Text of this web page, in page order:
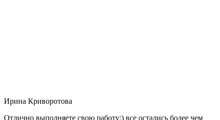
Ирина Криворотова
Отлично выполняете свою работу:) все остались более чем